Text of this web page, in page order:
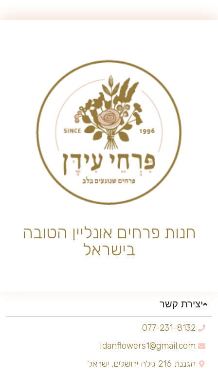
חנות פרחים אונליין הטובה
בישראל
יצירת קשר
077-231-8132
Idanflowers1@gmail.com
הגננת 216 גילה ירושלים, ישראל